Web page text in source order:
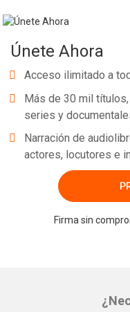
Únete Ahora
Acceso ilimitado a
Más de 30 mil
series y
Narración de
actores, locutores e
Firma sin